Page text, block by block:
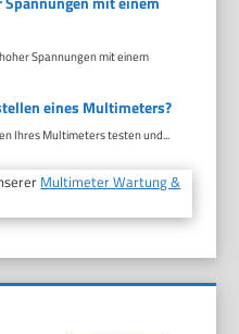
Spannungen mit einem
eines Multimeters?
Ihres Multimeters testen und...
Multimeter Wartung &